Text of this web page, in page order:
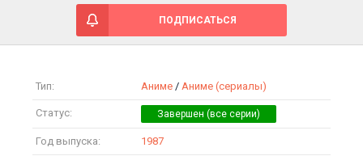
ПОДПИСАТЬСЯ
Тип: Аниме / Аниме (сериалы)
Статус:
Год выпуска: 1987